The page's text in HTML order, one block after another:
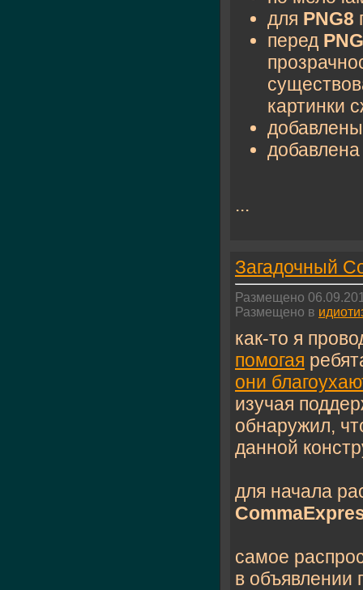
для PNG8
перед PNG
картинки
...
Загадочный
Размещено
Размещено в
как-то я
помогая
они
изучая
обнаружил,
данной
для начала
самое
в объявлении